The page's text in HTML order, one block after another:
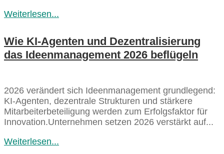
Weiterlesen...
Wie KI‑Agenten und Dezentralisierung
das Ideenmanagement 2026 beflügeln
2026 verändert sich Ideenmanagement grundlegend:
KI‑Agenten, dezentrale Strukturen und stärkere
Mitarbeiterbeteiligung werden zum Erfolgsfaktor für
Innovation.Unternehmen setzen 2026 verstärkt auf...
Weiterlesen...